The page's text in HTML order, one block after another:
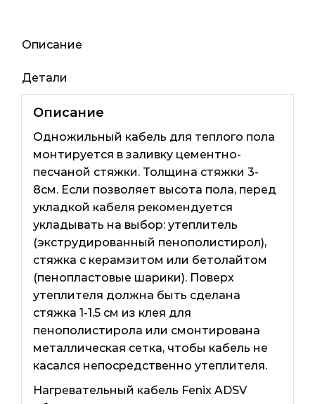
Описание
Детали
Описание
Одножильный кабель для теплого пола
монтируется в заливку цементно-
песчаной стяжки. Толщина стяжки 3-
8см. Если позволяет высота пола, перед
укладкой кабеля рекомендуется
укладывать на выбор: утеплитель
(экструдированный пенополистирол),
стяжка с керамзитом или бетолайтом
(пенопластовые шарики). Поверх
утеплителя должна быть сделана
стяжка 1-1,5 см из клея для
пенополистирола или смонтирована
металлическая сетка, чтобы кабель не
касался непосредственно утеплителя.
Нагревательный кабель Fenix ​​ADSV